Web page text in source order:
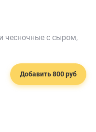
чесночные с сыром,
Добавить 800 руб